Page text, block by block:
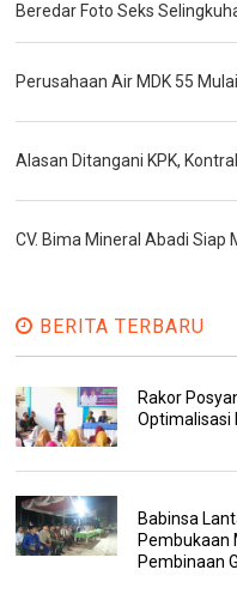
Beredar Foto Seks
Perusahaan Air MDK 55
Alasan Ditangani KPK,
CV. Bima Mineral Abadi Siap
BERITA TERBARU
Rakor
Optimalisasi
Babinsa
Pembukaan
Pembinaan